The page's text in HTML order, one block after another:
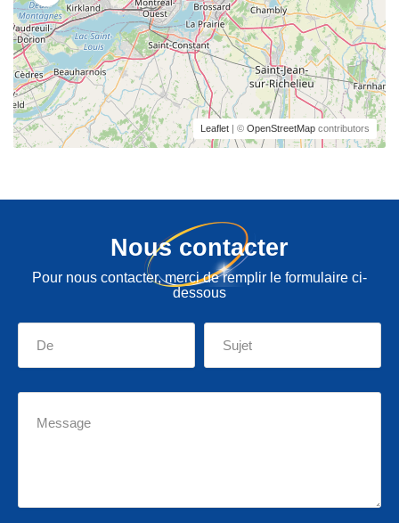
Leaflet | © OpenStreetMap contributors
Nous contacter
Pour nous contacter, merci de remplir le formulaire ci-
dessous